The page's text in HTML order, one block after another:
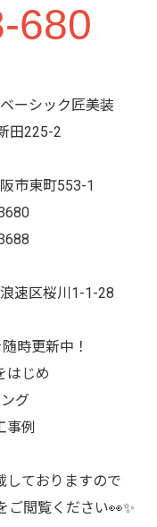
680
ーシック匠美装
田225-2
市東町553-1
速区桜川1-1-28
時更新中！
はじめ
グ
例
しておりますので
ご閲覧ください👀✨